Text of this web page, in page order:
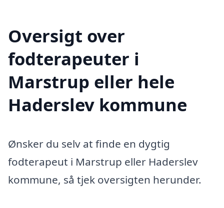
Oversigt over
fodterapeuter i
Marstrup eller hele
Haderslev kommune
Ønsker du selv at finde en dygtig
fodterapeut i Marstrup eller Haderslev
kommune, så tjek oversigten herunder.